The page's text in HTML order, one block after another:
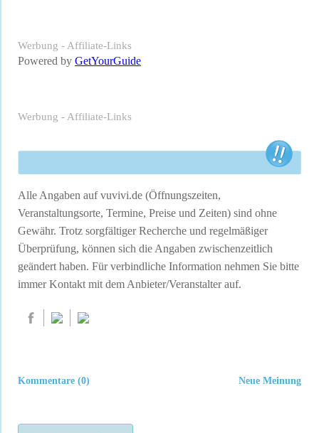
Werbung - Affiliate-Links
Powered by GetYourGuide
Werbung - Affiliate-Links
Alle Angaben auf vuvivi.de (Öffnungszeiten,
Veranstaltungsorte, Termine, Preise und Zeiten) sind ohne
Gewähr. Trotz sorgfältiger Recherche und regelmäßiger
Überprüfung, können sich die Angaben zwischenzeitlich
geändert haben. Für verbindliche Information nehmen Sie bitte
immer Kontakt mit dem Anbieter/Veranstalter auf.
Neue Meinung
Kommentare (0)